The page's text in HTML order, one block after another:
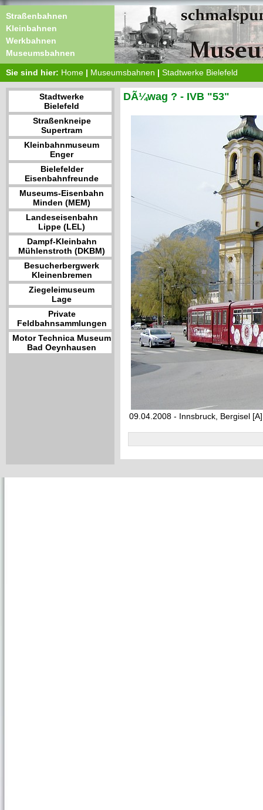
Straßenbahnen
Kleinbahnen
Werkbahnen
Museumsbahnen
Sie sind hier: Home | Museumsbahnen | Stadtwerke Bielefeld
Stadtwerke
Bielefeld
Straßenkneipe
Supertram
Kleinbahnmuseum
Enger
Bielefelder
Eisenbahnfreunde
Museums-Eisenbahn
Minden (MEM)
Landeseisenbahn
Lippe (LEL)
Dampf-Kleinbahn
Mühlenstroth (DKBM)
Besucherbergwerk
Kleinenbremen
Ziegeleimuseum
Lage
Private
Feldbahnsammlungen
Motor Technica Museum
Bad Oeynhausen
DÃ¼wag ? - IVB "53"
09.04.2008 - Innsbruck, Bergisel [A]